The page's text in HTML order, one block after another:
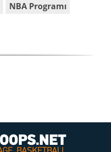
NBA Programı